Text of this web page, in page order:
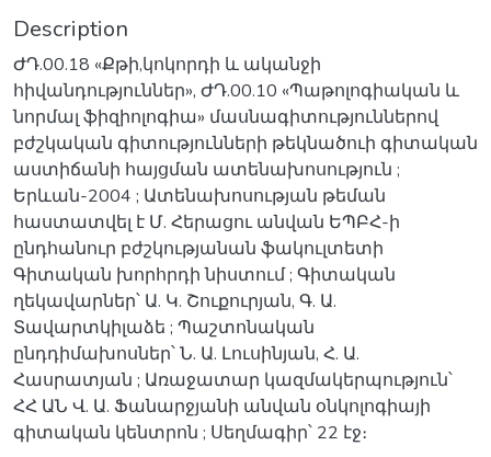
Description
ԺԴ.00.18 «Քթի,կոկորդի և ականջի
հիվանդություններ», ԺԴ.00.10 «Պաթոլոգիական և
նորմալ ֆիզիոլոգիա» մասնագիտություններով
բժշկական գիտությունների թեկնածուի գիտական
աստիճանի հայցման ատենախոսություն ;
Երևան-2004 ; Ատենախոսության թեման
հաստատվել է Մ. Հերացու անվան ԵՊԲՀ-ի
ընդհանուր բժշկությանան ֆակուլտետի
Գիտական խորհրդի նիստում ; Գիտական
ղեկավարներ՝ Ա. Կ. Շուքուրյան, Գ. Ա.
Տավարտկիլաձե ; Պաշտոնական
ընդդիմախոսներ՝ Ն. Ա. Լուսինյան, Հ. Ա.
Հասրատյան ; Առաջատար կազմակերպություն՝
ՀՀ ԱՆ Վ. Ա. Ֆանարջյանի անվան օնկոլոգիայի
գիտական կենտրոն ; Սեղմագիր՝ 22 էջ։